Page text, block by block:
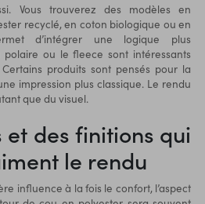
Vous trouverez des modèles en
recyclé, en coton biologique ou en
d’intégrer une logique plus
ou le fleece sont intéressants
Certains produits sont pensés pour la
impression plus classique. Le rendu
que du visuel.
et des finitions qui
le rendu
influence à la fois le confort, l’aspect